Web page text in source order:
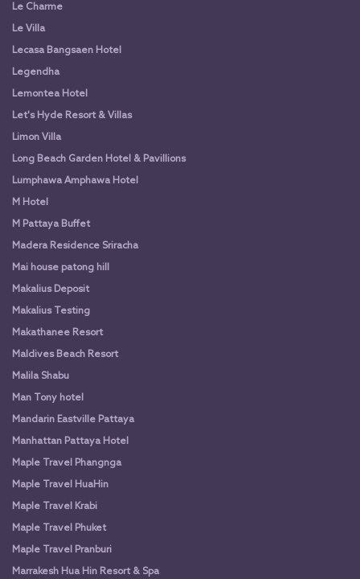
Le Charme
Le Villa
Lecasa Bangsaen Hotel
Legendha
Lemontea Hotel
Let's Hyde Resort & Villas
Limon Villa
Long Beach Garden Hotel & Pavillions
Lumphawa Amphawa Hotel
M Hotel
M Pattaya Buffet
Madera Residence Sriracha
Mai house patong hill
Makalius Deposit
Makalius Testing
Makathanee Resort
Maldives Beach Resort
Malila Shabu
Man Tony hotel
Mandarin Eastville Pattaya
Manhattan Pattaya Hotel
Maple Travel Phangnga
Maple Travel HuaHin
Maple Travel Krabi
Maple Travel Phuket
Maple Travel Pranburi
Marrakesh Hua Hin Resort & Spa